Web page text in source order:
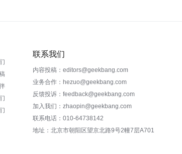
联系我们
内容投稿：editors@geekbang.com
业务合作：hezuo@geekbang.com
反馈投诉：feedback@geekbang.com
加入我们：zhaopin@geekbang.com
联系电话：010-64738142
地址：北京市朝阳区望京北路9号2幢7层A701